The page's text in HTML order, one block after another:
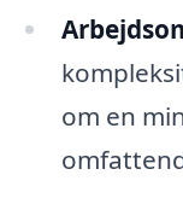
om en